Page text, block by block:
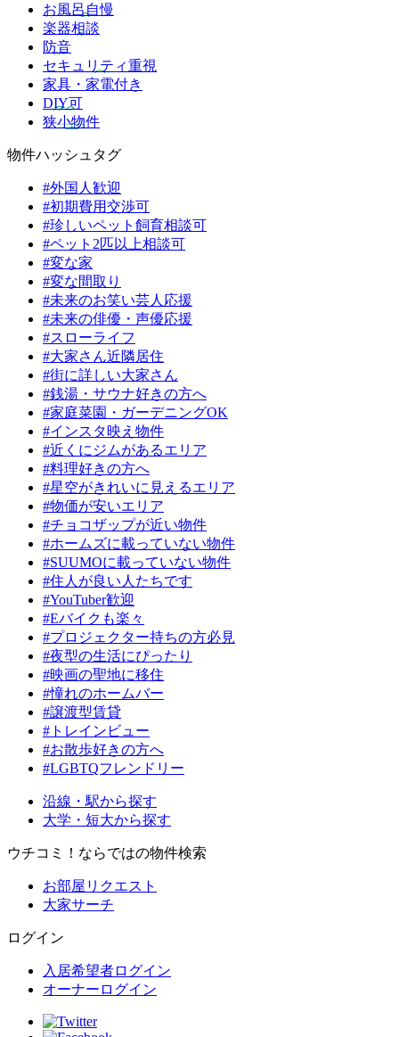
お風呂自慢
楽器相談
防音
セキュリティ重視
家具・家電付き
DIY可
狭小物件
物件ハッシュタグ
#外国人歓迎
#初期費用交渉可
#珍しいペット飼育相談可
#ペット2匹以上相談可
#変な家
#変な間取り
#未来のお笑い芸人応援
#未来の俳優・声優応援
#スローライフ
#大家さん近隣居住
#街に詳しい大家さん
#銭湯・サウナ好きの方へ
#家庭菜園・ガーデニングOK
#インスタ映え物件
#近くにジムがあるエリア
#料理好きの方へ
#星空がきれいに見えるエリア
#物価が安いエリア
#チョコザップが近い物件
#ホームズに載っていない物件
#SUUMOに載っていない物件
#住人が良い人たちです
#YouTuber歓迎
#Eバイクも楽々
#プロジェクター持ちの方必見
#夜型の生活にぴったり
#映画の聖地に移住
#憧れのホームバー
#譲渡型賃貸
#トレインビュー
#お散歩好きの方へ
#LGBTQフレンドリー
沿線・駅から探す
大学・短大から探す
ウチコミ！ならではの物件検索
お部屋リクエスト
大家サーチ
ログイン
入居希望者ログイン
オーナーログイン